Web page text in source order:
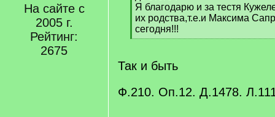
На сайте с
2005 г.
Рейтинг:
2675
]Я благодарю и за тестя
их родства,т.е.и Максима
сегодня!!!
[
q
]
Так и быть
Ф.210. Оп.12. Д.1478.